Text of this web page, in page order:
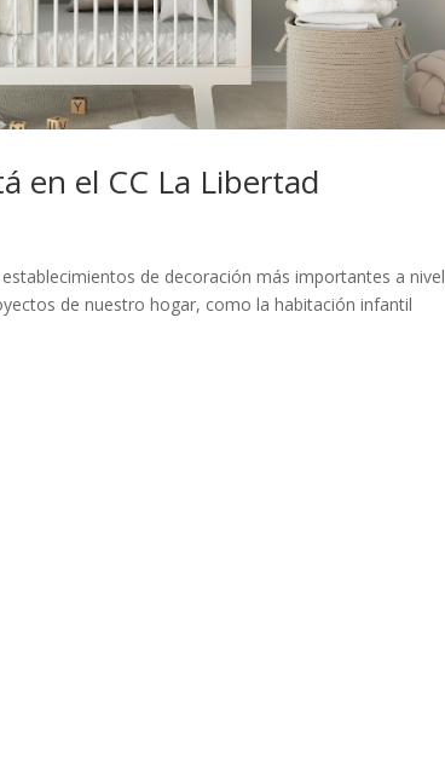
en el CC La Libertad
de decoración más importantes a nivel
de nuestro hogar, como la habitación infantil